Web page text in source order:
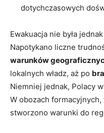
dotychczasowych
Ewakuacja nie była
Napotykano liczne
warunków
lokalnych władz, aż po
Niemniej jednak, Polacy
W obozach
stworzono warunki do